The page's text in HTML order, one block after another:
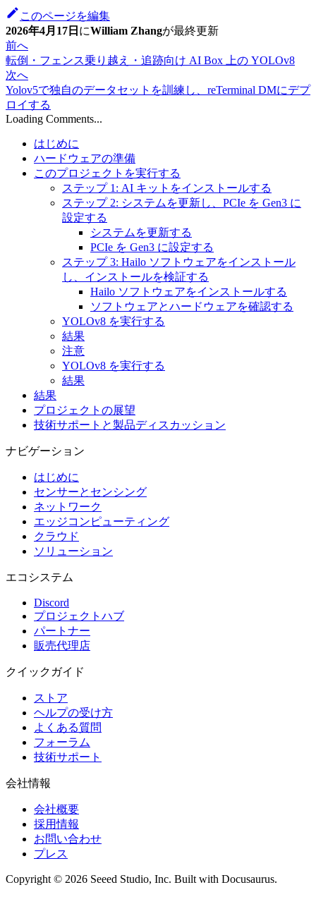
このページを編集
2026年4月17日 にWilliam Zhangが最終更新
前へ
転倒・フェンス乗り越え・追跡向け AI Box 上の YOLOv8
次へ
Yolov5で独自のデータセットを訓練し、reTerminal DMにデプ
ロイする
Loading Comments...
はじめに
ハードウェアの準備
このプロジェクトを実行する
ステップ 1: AI キットをインストールする
ステップ 2: システムを更新し、PCIe を Gen3 に
設定する
システムを更新する
PCIe を Gen3 に設定する
ステップ 3: Hailo ソフトウェアをインストール
し、インストールを検証する
Hailo ソフトウェアをインストールする
ソフトウェアとハードウェアを確認する
YOLOv8 を実行する
結果
注意
YOLOv8 を実行する
結果
結果
プロジェクトの展望
技術サポートと製品ディスカッション
ナビゲーション
はじめに
センサーとセンシング
ネットワーク
エッジコンピューティング
クラウド
ソリューション
エコシステム
Discord
プロジェクトハブ
パートナー
販売代理店
クイックガイド
ストア
ヘルプの受け方
よくある質問
フォーラム
技術サポート
会社情報
会社概要
採用情報
お問い合わせ
プレス
Copyright © 2026 Seeed Studio, Inc. Built with Docusaurus.